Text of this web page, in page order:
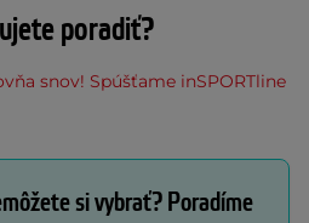
poradiť?
snov! Spúšťame inSPORTline
si vybrať? Poradíme